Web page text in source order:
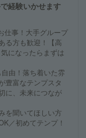
経験いかせます
仕事！大手グループ
る方も歓迎！【高
になったらまずは
由！落ち着いた雰
豊富なテンプスタ
に、未来につなが
を聞いてほしい方
／初めてテンプ！